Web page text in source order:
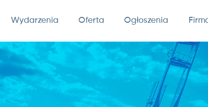
Wydarzenia Oferta Ogłoszenia